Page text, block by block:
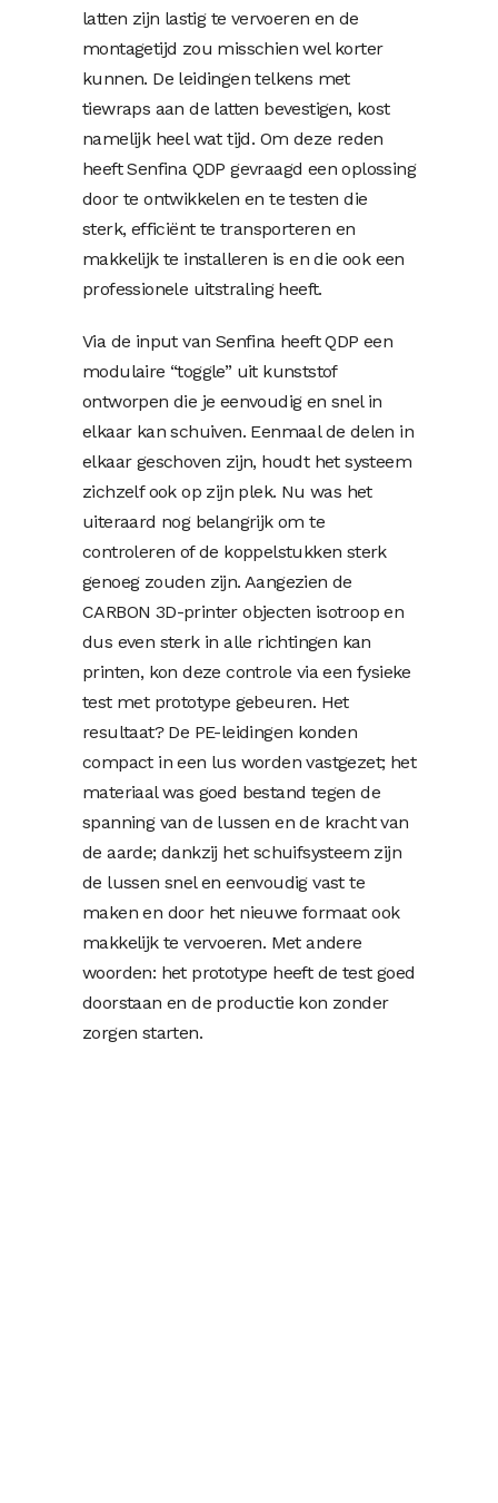
latten zijn lastig te vervoeren en de
montagetijd zou misschien wel korter
kunnen. De leidingen telkens met
tiewraps aan de latten bevestigen, kost
namelijk heel wat tijd. Om deze reden
heeft Senfina QDP gevraagd een oplossing
door te ontwikkelen en te testen die
sterk, efficiënt te transporteren en
makkelijk te installeren is en die ook een
professionele uitstraling heeft.
Via de input van Senfina heeft QDP een
modulaire “toggle” uit kunststof
ontworpen die je eenvoudig en snel in
elkaar kan schuiven. Eenmaal de delen in
elkaar geschoven zijn, houdt het systeem
zichzelf ook op zijn plek. Nu was het
uiteraard nog belangrijk om te
controleren of de koppelstukken sterk
genoeg zouden zijn. Aangezien de
CARBON 3D-printer objecten isotroop en
dus even sterk in alle richtingen kan
printen, kon deze controle via een fysieke
test met prototype gebeuren. Het
resultaat? De PE-leidingen konden
compact in een lus worden vastgezet; het
materiaal was goed bestand tegen de
spanning van de lussen en de kracht van
de aarde; dankzij het schuifsysteem zijn
de lussen snel en eenvoudig vast te
maken en door het nieuwe formaat ook
makkelijk te vervoeren. Met andere
woorden: het prototype heeft de test goed
doorstaan en de productie kon zonder
zorgen starten.